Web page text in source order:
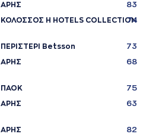
ΑΡΗΣ 83
ΚΟΛΟΣΣΟΣ H HOTELS COLLECTION
74
ΠΕΡΙΣΤΕΡΙ Betsson 73
ΑΡΗΣ 68
ΠΑΟΚ 75
ΑΡΗΣ 63
ΑΡΗΣ 82